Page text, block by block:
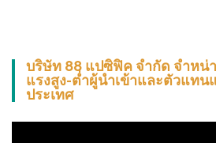
บริษัท 88 แปซิฟิค จำกัด จำห
แรงสูง-ต่ำผู้นำเข้าและตัวแท
ประเทศ